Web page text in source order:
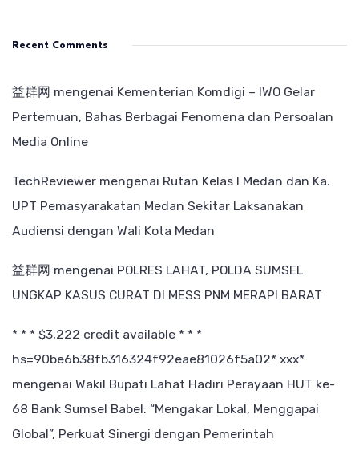
Recent Comments
益群网 mengenai Kementerian Komdigi – IWO Gelar
Pertemuan, Bahas Berbagai Fenomena dan Persoalan
Media Online
TechReviewer mengenai Rutan Kelas I Medan dan Ka.
UPT Pemasyarakatan Medan Sekitar Laksanakan
Audiensi dengan Wali Kota Medan
益群网 mengenai POLRES LAHAT, POLDA SUMSEL
UNGKAP KASUS CURAT DI MESS PNM MERAPI BARAT
* * * $3,222 credit available * * *
hs=90be6b38fb316324f92eae81026f5a02* ххх*
mengenai Wakil Bupati Lahat Hadiri Perayaan HUT ke-
68 Bank Sumsel Babel: “Mengakar Lokal, Menggapai
Global”, Perkuat Sinergi dengan Pemerintah